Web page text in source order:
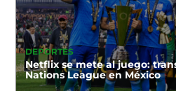
DEPORTES
Netflix se mete al juego:
Nations League en México